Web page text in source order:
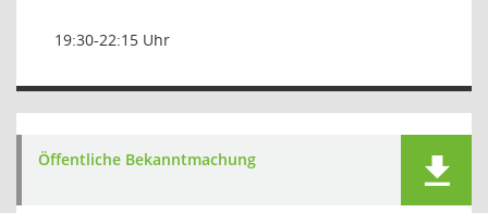
19:30-22:15 Uhr
Öffentliche Bekanntmachung